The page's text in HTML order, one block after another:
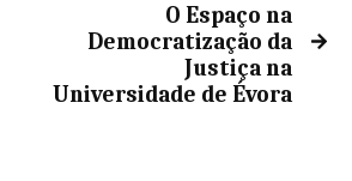
O Espaço na
Democratização da
Justiça na
Universidade de Évora